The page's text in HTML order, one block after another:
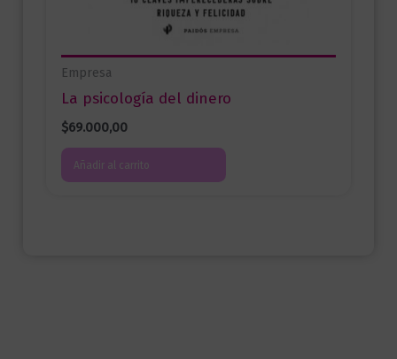
Empresa
La psicología del dinero
$69.000,00
Añadir al carrito